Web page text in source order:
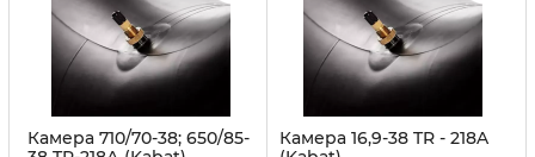
Камера 710/70-38; 650/85-
Камера 16,9-38 TR - 218A